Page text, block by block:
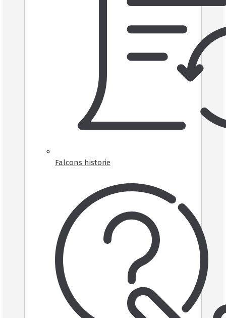
Falcons historie